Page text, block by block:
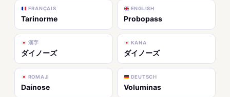
FRANÇAIS
Tarinorme
ENGLISH
Probopass
漢字
ダイノーズ
KANA
ダイノーズ
ROMAJI
Dainose
DEUTSCH
Voluminas